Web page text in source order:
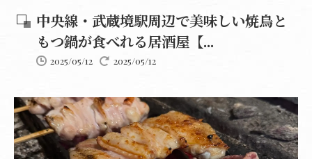
中央線・武蔵境駅周辺で美味しい焼鳥と
もつ鍋が食べれる居酒屋【...
2025/05/12 2025/05/12